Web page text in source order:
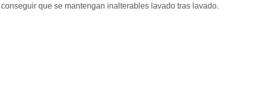
que se mantengan inalterables lavado tras lavado.